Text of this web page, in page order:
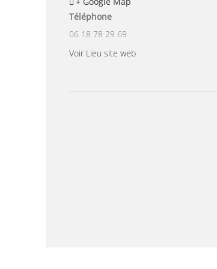
Téléphone
06 18 78 29 69
Voir Lieu site web